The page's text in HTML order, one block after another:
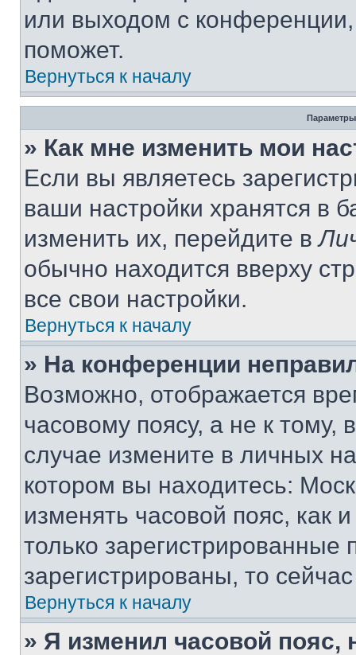
или выходом с
поможет.
Вернуться к началу
Параметры
» Как мне изменить мои
Если вы являетесь
ваши настройки хранятся в
изменить их, перейдите в
обычно находится вверху
все свои настройки.
Вернуться к началу
» На конференции
Возможно, отображается
часовому поясу, а не к тому,
случае измените в личных
котором вы находитесь:
изменять часовой пояс, как
только
зарегистрированы, то
Вернуться к началу
» Я изменил часовой пояс,